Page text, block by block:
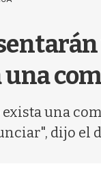
una
exista una
dijo el